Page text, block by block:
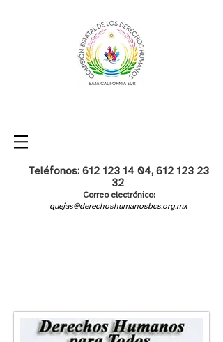
Teléfonos: 612 123 14 04, 612 123 23
32
Correo electrónico:
quejas@derechoshumanosbcs.org.mx